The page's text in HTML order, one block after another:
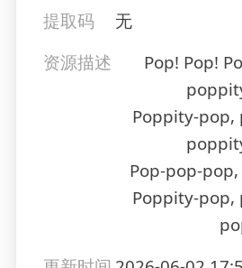
提取码
无
资源描述
Pop! Pop!
Poppity-
Pop-pop-
Poppity-